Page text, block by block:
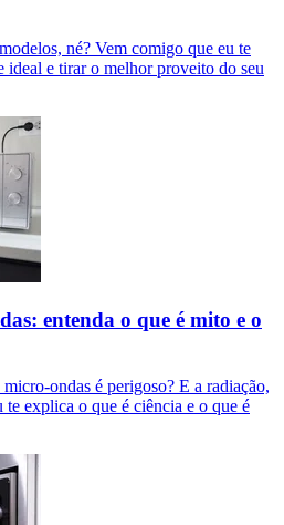
né? Vem comigo que eu te
ideal e tirar o melhor proveito do seu
entenda o que é mito e o
ondas é perigoso? E a radiação,
explica o que é ciência e o que é